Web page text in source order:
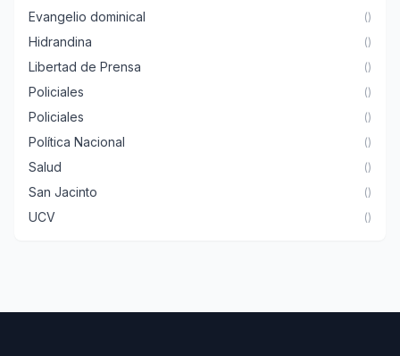
Evangelio dominical ()
Hidrandina ()
Libertad de Prensa ()
Policiales ()
Policiales ()
Política Nacional ()
Salud ()
San Jacinto ()
UCV ()